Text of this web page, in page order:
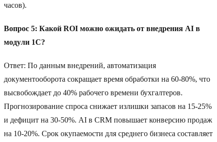
часов).
Вопрос 5: Какой ROI можно ожидать от внедрения AI в
модули 1C?
Ответ: По данным внедрений, автоматизация
документооборота сокращает время обработки на 60-80%, что
высвобождает до 40% рабочего времени бухгалтеров.
Прогнозирование спроса снижает излишки запасов на 15-25%
и дефицит на 30-50%. AI в CRM повышает конверсию продаж
на 10-20%. Срок окупаемости для среднего бизнеса составляет